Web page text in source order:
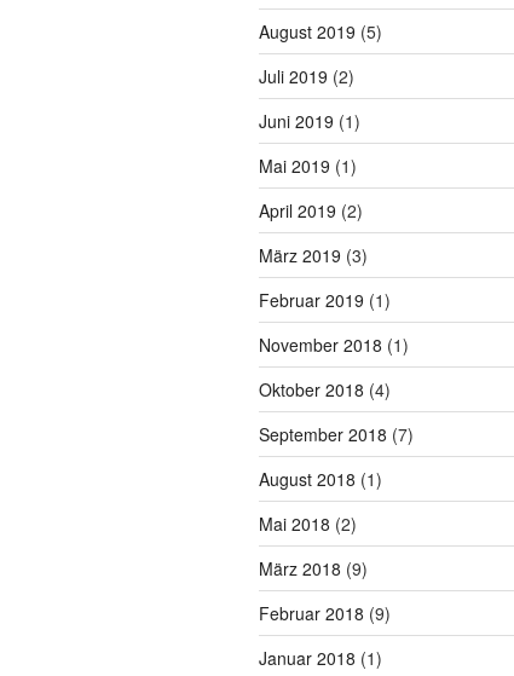
August 2019 (5)
Juli 2019 (2)
Juni 2019 (1)
Mai 2019 (1)
April 2019 (2)
März 2019 (3)
Februar 2019 (1)
November 2018 (1)
Oktober 2018 (4)
September 2018 (7)
August 2018 (1)
Mai 2018 (2)
März 2018 (9)
Februar 2018 (9)
Januar 2018 (1)